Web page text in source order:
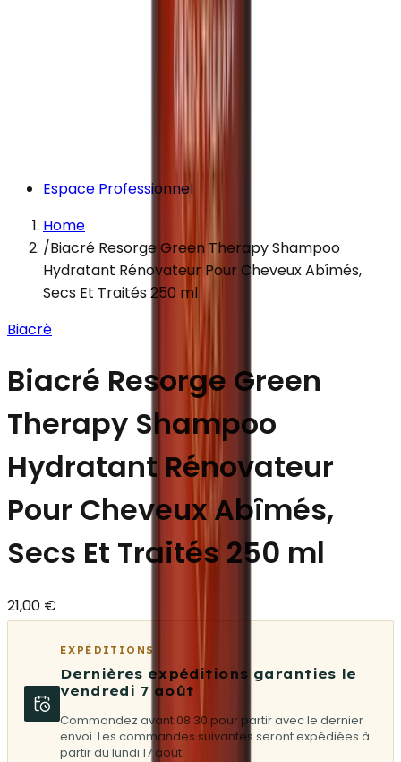
Espace Professionnel
Home
/Biacré Resorge Green Therapy Shampoo
Hydratant Rénovateur Pour Cheveux Abîmés,
Secs Et Traités 250 ml
Biacrè
Biacré Resorge Green
Therapy Shampoo
Hydratant Rénovateur
Pour Cheveux Abîmés,
Secs Et Traités 250 ml
21,00 €
EXPÉDITIONS
Dernières expéditions garanties le
vendredi 7 août
Commandez avant 08:30 pour partir avec le dernier
envoi. Les commandes suivantes seront expédiées à
partir du lundi 17 août.